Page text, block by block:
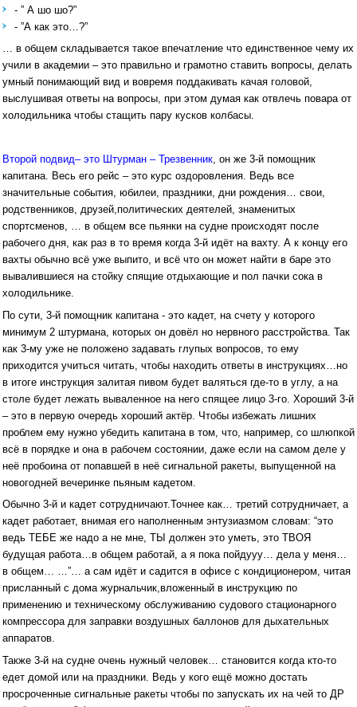
- ” А шо шо?”
- ”А как это…?”
… в общем складывается такое впечатление что единственное чему их
учили в академии – это правильно и грамотно ставить вопросы, делать
умный понимающий вид и вовремя поддакивать качая головой,
выслушивая ответы на вопросы, при этом думая как отвлечь повара от
холодильника чтобы стащить пару кусков колбасы.
Второй подвид– это Штурман – Трезвенник, он же 3-й помощник
капитана. Весь его рейс – это курс оздоровления. Ведь все
значительные события, юбилеи, праздники, дни рождения… свои,
родственников, друзей,политических деятелей, знаменитых
спортсменов, … в общем все пьянки на судне происходят после
рабочего дня, как раз в то время когда 3-й идёт на вахту. А к концу его
вахты обычно всё уже выпито, и всё что он может найти в баре это
вывалившиеся на стойку спящие отдыхающие и пол пачки сока в
холодильнике.
По сути, 3-й помощник капитана - это кадет, на счету у которого
минимум 2 штурмана, которых он довёл но нервного расстройства. Так
как 3-му уже не положено задавать глупых вопросов, то ему
приходится учиться читать, чтобы находить ответы в инструкциях…но
в итоге инструкция залитая пивом будет валяться где-то в углу, а на
столе будет лежать вываленное на него спящее лицо 3-го. Хороший 3-й
– это в первую очередь хороший актёр. Чтобы избежать лишних
проблем ему нужно убедить капитана в том, что, например, со шлюпкой
всё в порядке и она в рабочем состоянии, даже если на самом деле у
неё пробоина от попавшей в неё сигнальной ракеты, выпущенной на
новогодней вечеринке пьяным кадетом.
Обычно 3-й и кадет сотрудничают.Точнее как… третий сотрудничает, а
кадет работает, внимая его наполненным энтузиазмом словам: “это
ведь ТЕБЕ же надо а не мне, ТЫ должен это уметь, это ТВОЯ
будущая работа…в общем работай, а я пока пойдууу… дела у меня…
в общем… …”… а сам идёт и садится в офисе с кондиционером, читая
присланный с дома журнальчик,вложенный в инструкцию по
применению и техническому обслуживанию судового стационарного
компрессора для заправки воздушных баллонов для дыхательных
аппаратов.
Также 3-й на судне очень нужный человек… становится когда кто-то
едет домой или на праздники. Ведь у кого ещё можно достать
просроченные сигнальные ракеты чтобы по запускать их на чей то ДР